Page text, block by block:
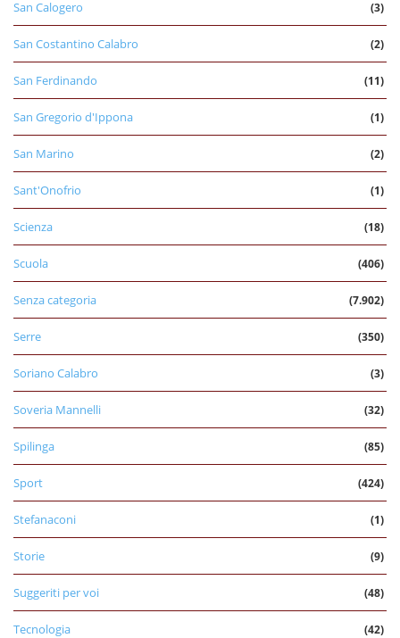
San Calogero (3)
San Costantino Calabro (2)
San Ferdinando (11)
San Gregorio d'Ippona (1)
San Marino (2)
Sant'Onofrio (1)
Scienza (18)
Scuola (406)
Senza categoria (7.902)
Serre (350)
Soriano Calabro (3)
Soveria Mannelli (32)
Spilinga (85)
Sport (424)
Stefanaconi (1)
Storie (9)
Suggeriti per voi (48)
Tecnologia (42)